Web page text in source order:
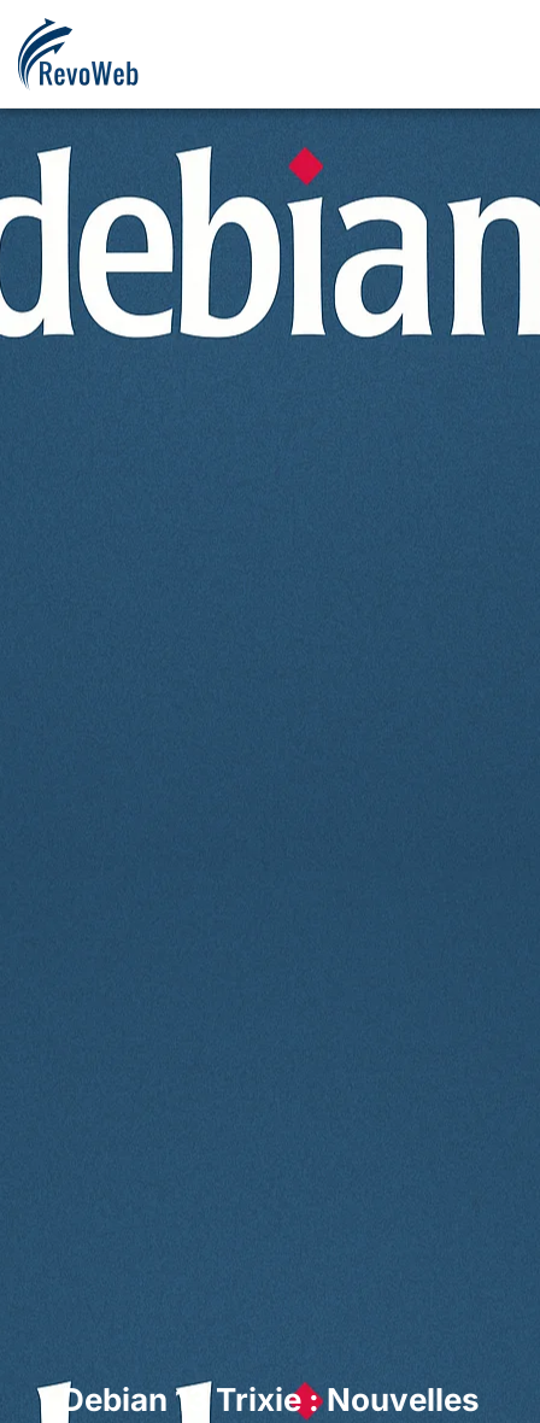
Debian 13 Trixie : Nouvelles